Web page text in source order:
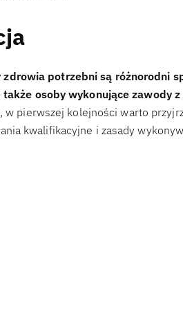
potrzebni są różnorodni
osoby wykonujące zawody
pierwszej kolejności warto
kwalifikacyjne i zasady